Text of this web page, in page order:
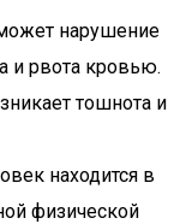
нарушение
и рвота кровью.
тошнота и
находится в
физической